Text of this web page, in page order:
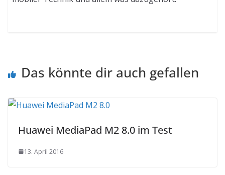
Das könnte dir auch gefallen
Huawei MediaPad M2 8.0 im Test
13. April 2016